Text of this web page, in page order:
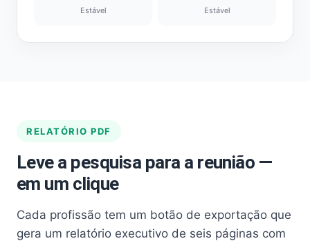
Estável Estável
RELATÓRIO PDF
Leve a pesquisa para a reunião —
em um clique
Cada profissão tem um botão de exportação que
gera um relatório executivo de seis páginas com